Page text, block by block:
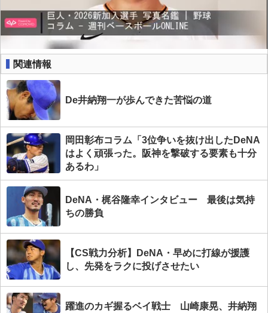
関連情報
De井納翔一が歩んできた苦悩の道
岡田彰布コラム「3位争いを抜け出したDeNA
はよく頑張った。阪神を撃破する要素も十分
あるわ」
DeNA・梶谷隆幸インタビュー 最後は気持
ちの勝負
【CS戦力分析】DeNA・早めに打線が援護
し、先発をラクに投げさせたい
躍進のカギ握るベイ戦士 山崎康晃、井納翔